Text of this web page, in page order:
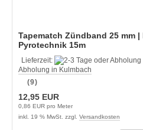
Tapematch Zündband 25 mm
Pyrotechnik 15m
Lieferzeit:
Abholung in Kulmbach
(9)
12,95 EUR
0,86 EUR pro Meter
inkl. 19 % MwSt. zzgl. Versandkosten